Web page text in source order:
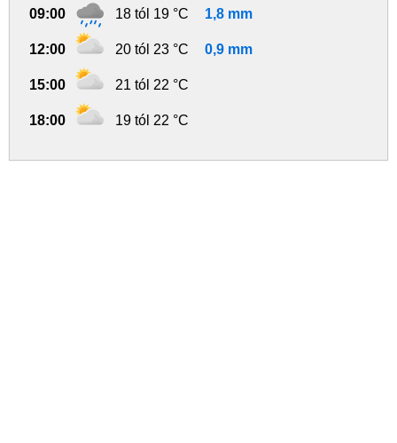
09:00 18 tól 19 °C 1,8 mm
12:00 20 tól 23 °C 0,9 mm
15:00 21 tól 22 °C
18:00 19 tól 22 °C